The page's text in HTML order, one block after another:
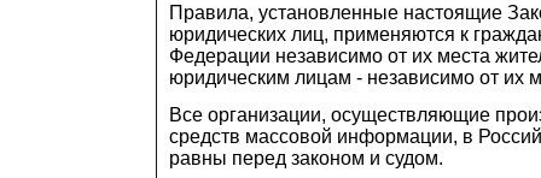
Правила, установленные настоящие
юридических лиц, применяются к
Федерации независимо от их места
юридическим лицам - независимо от их
Все организации, осуществляющие
средств массовой информации, в
равны перед законом и судом.